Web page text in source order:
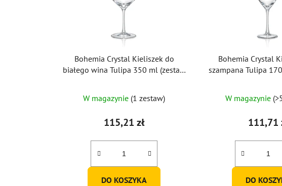
Bohemia Crystal Kieliszek do
białego wina Tulipa 350 ml (zestaw
W magazynie (1 zestaw)
115,21 zł
DO KOSZYKA
Bohemia Crystal
szampana Tulipa
W magazynie
111,71
DO